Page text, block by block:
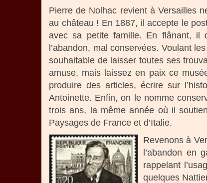
Pierre de Nolhac revient à Versailles
au château ! En 1887, il accepte le
avec sa petite famille. En flânant, il
l’abandon, mal conservées. Voulant
souhaitable de laisser toutes ses
amuse, mais laissez en paix ce
produire des articles, écrire sur
Antoinette. Enfin, on le nomme
trois ans, la même année où il
Paysages de France et d’Italie.
Revenons à
l’abandon en
rappelant
quelques